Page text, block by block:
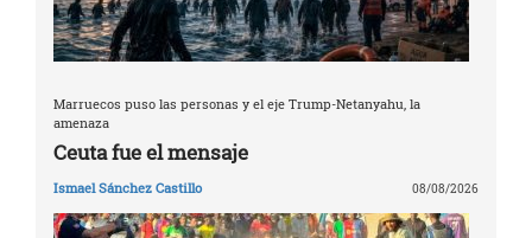
Marruecos puso las personas y el eje Trump-Netanyahu, la
amenaza
Ceuta fue el mensaje
Ismael Sánchez Castillo 08/08/2026